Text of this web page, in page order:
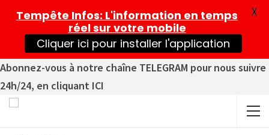
Abonnez-vous à notre chaîne TELEGRAM pour nous suivre
24h/24, en cliquant ICI
Tempête Infos: L'information en temps
réel sur votre mobile
Cliquer ici pour installer l'application
X